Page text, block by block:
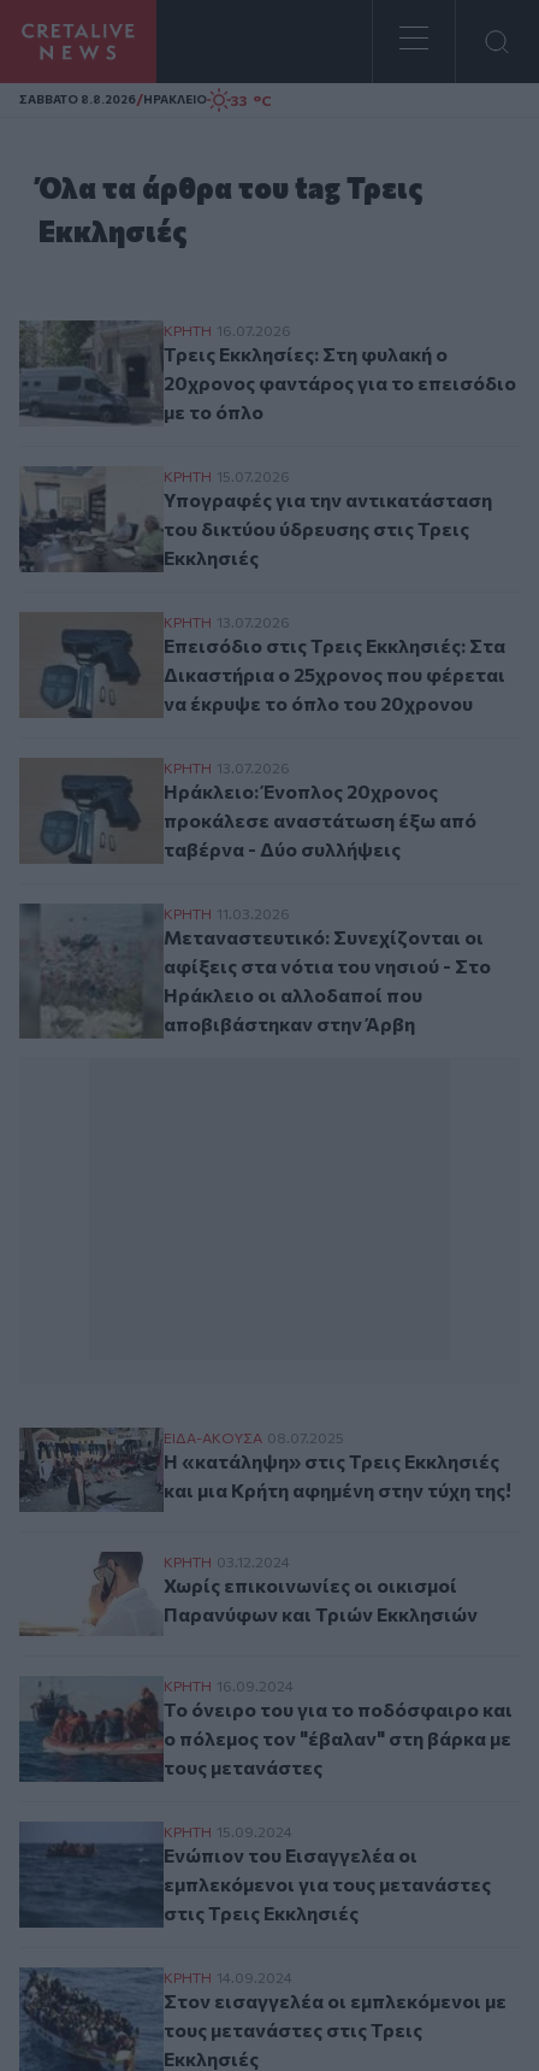
Homepage
ΣAΒΒΑΤΟ 8.8.2026/ΗΡΑΚΛΕΙΟ 33 °C
Όλα τα άρθρα του tag Τρεις
Εκκλησιές
Τρεις Εκκλησίες: Στη φυλακή ο
ΚΡΗΤΗ 16.07.2026
Τρεις Εκκλησίες: Στη φυλακή ο
20χρονος φαντάρος για το επεισόδιο
με το όπλο
Υπογραφές για την αντικατάσταση του
ΚΡΗΤΗ 15.07.2026
Υπογραφές για την αντικατάσταση
του δικτύου ύδρευσης στις Τρεις
Εκκλησιές
Επεισόδιο στις Τρεις Εκκλησιές: Στα
ΚΡΗΤΗ 13.07.2026
Επεισόδιο στις Τρεις Εκκλησιές: Στα
Δικαστήρια ο 25χρονος που φέρεται
να έκρυψε το όπλο του 20χρονου
Ηράκλειο: Ένοπλος 20χρονος
ΚΡΗΤΗ 13.07.2026
Ηράκλειο: Ένοπλος 20χρονος
προκάλεσε αναστάτωση έξω από
ταβέρνα - Δύο συλλήψεις
Μεταναστευτικό: Συνεχίζονται οι
ΚΡΗΤΗ 11.03.2026
Μεταναστευτικό: Συνεχίζονται οι
αφίξεις στα νότια του νησιού - Στο
Ηράκλειο οι αλλοδαποί που
αποβιβάστηκαν στην Άρβη
Η «κατάληψη» στις Τρεις Εκκλησιές και
ΕΙΔΑ-ΑΚΟΥΣΑ 08.07.2025
Η «κατάληψη» στις Τρεις Εκκλησιές
και μια Κρήτη αφημένη στην τύχη της!
Χωρίς επικοινωνίες οι οικισμοί
ΚΡΗΤΗ 03.12.2024
Χωρίς επικοινωνίες οι οικισμοί
Παρανύφων και Τριών Εκκλησιών
Το όνειρο του για το ποδόσφαιρο και ο
ΚΡΗΤΗ 16.09.2024
Το όνειρο του για το ποδόσφαιρο και
ο πόλεμος τον "έβαλαν" στη βάρκα με
τους μετανάστες
Ενώπιον του Εισαγγελέα οι εμπλεκόμενοι
ΚΡΗΤΗ 15.09.2024
Ενώπιον του Εισαγγελέα οι
εμπλεκόμενοι για τους μετανάστες
στις Τρεις Εκκλησιές
Στον εισαγγελέα οι εμπλεκόμενοι με
ΚΡΗΤΗ 14.09.2024
Στον εισαγγελέα οι εμπλεκόμενοι με
τους μετανάστες στις Τρεις
Εκκλησιές